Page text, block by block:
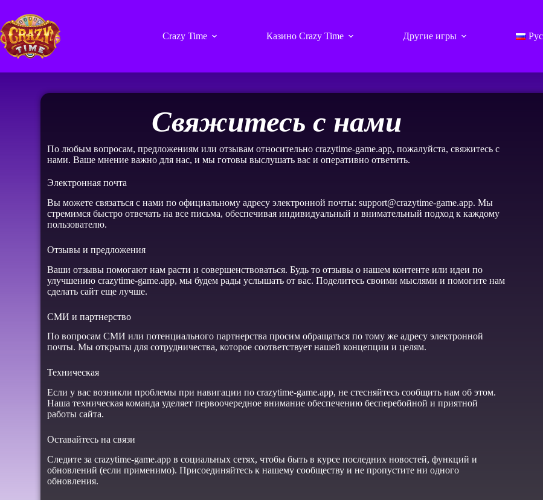
Crazy Time Казино Crazy Time Другие игры
Свяжитесь с нами
По любым вопросам, предложениям или отзывам относительно crazytime-game.app, пожалуйста, свяжитесь с
нами. Ваше мнение важно для нас, и мы готовы выслушать вас и оперативно ответить.
Электронная почта
Вы можете связаться с нами по официальному адресу электронной почты: support@crazytime-game.app. Мы
стремимся быстро отвечать на все письма, обеспечивая индивидуальный и внимательный подход к каждому
пользователю.
Отзывы и предложения
Ваши отзывы помогают нам расти и совершенствоваться. Будь то отзывы о нашем контенте или идеи по
улучшению crazytime-game.app, мы будем рады услышать от вас. Поделитесь своими мыслями и помогите нам
сделать сайт еще лучше.
СМИ и партнерство
По вопросам СМИ или потенциального партнерства просим обращаться по тому же адресу электронной
почты. Мы открыты для сотрудничества, которое соответствует нашей концепции и целям.
Техническая
Если у вас возникли проблемы при навигации по crazytime-game.app, не стесняйтесь сообщить нам об этом.
Наша техническая команда уделяет первоочередное внимание обеспечению бесперебойной и приятной
работы сайта.
Оставайтесь на связи
Следите за crazytime-game.app в социальных сетях, чтобы быть в курсе последних новостей, функций и
обновлений (если применимо). Присоединяйтесь к нашему сообществу и не пропустите ни одного
обновления.